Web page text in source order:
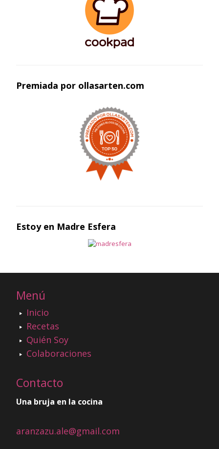
Premiada por ollasarten.com
Estoy en Madre Esfera
Menú
Inicio
Recetas
Quién Soy
Colaboraciones
Contacto
Una bruja en la cocina
aranzazu.ale@gmail.com